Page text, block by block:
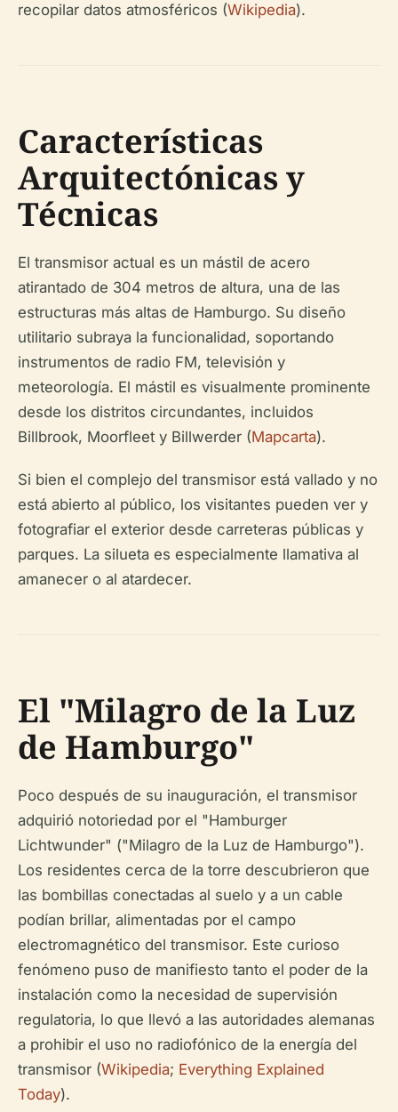
recopilar datos atmosféricos (Wikipedia).
Características
Arquitectónicas y
Técnicas
El transmisor actual es un mástil de acero
atirantado de 304 metros de altura, una de las
estructuras más altas de Hamburgo. Su diseño
utilitario subraya la funcionalidad, soportando
instrumentos de radio FM, televisión y
meteorología. El mástil es visualmente prominente
desde los distritos circundantes, incluidos
Billbrook, Moorfleet y Billwerder (Mapcarta).
Si bien el complejo del transmisor está vallado y no
está abierto al público, los visitantes pueden ver y
fotografiar el exterior desde carreteras públicas y
parques. La silueta es especialmente llamativa al
amanecer o al atardecer.
El "Milagro de la Luz
de Hamburgo"
Poco después de su inauguración, el transmisor
adquirió notoriedad por el "Hamburger
Lichtwunder" ("Milagro de la Luz de Hamburgo").
Los residentes cerca de la torre descubrieron que
las bombillas conectadas al suelo y a un cable
podían brillar, alimentadas por el campo
electromagnético del transmisor. Este curioso
fenómeno puso de manifiesto tanto el poder de la
instalación como la necesidad de supervisión
regulatoria, lo que llevó a las autoridades alemanas
a prohibir el uso no radiofónico de la energía del
transmisor (Wikipedia; Everything Explained
Today).